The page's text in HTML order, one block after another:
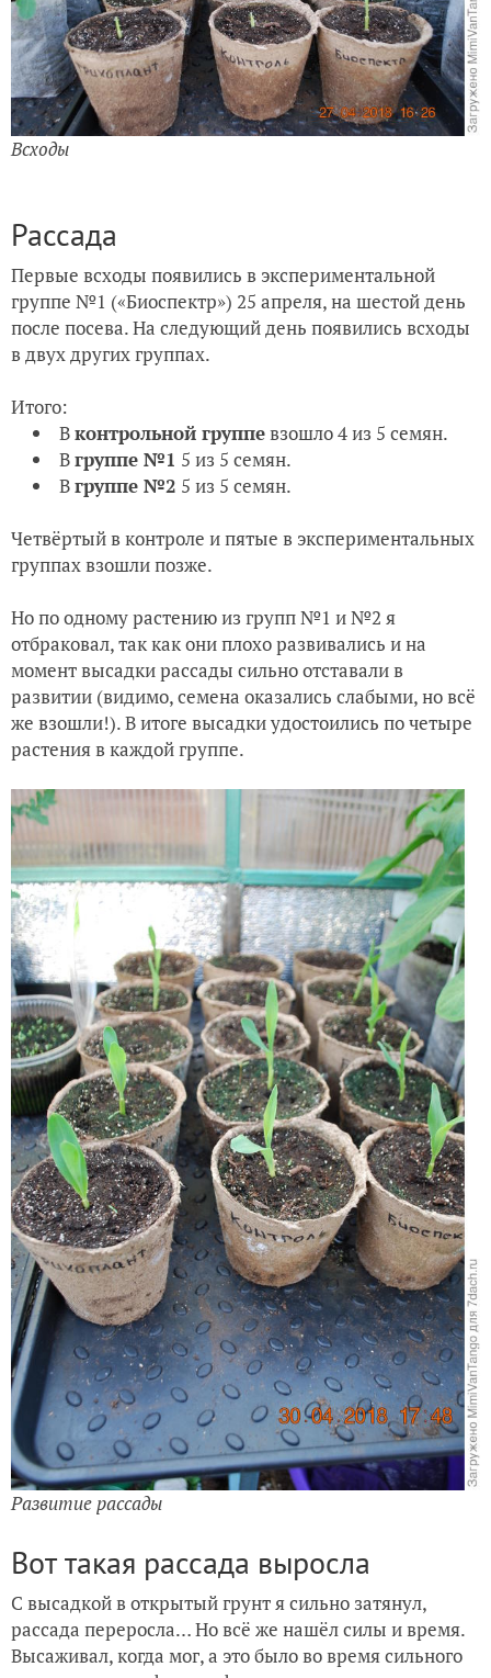
Всходы
Рассада
Первые всходы появились в экспериментальной
группе №1 («Биоспектр») 25 апреля, на шестой день
после посева. На следующий день появились всходы
в двух других группах.
Итого:
Вконтрольной группевзошло 4 из 5 семян.
Вгруппе №1 5 из 5 семян.
Вгруппе №2 5 из 5 семян.
Четвёртый в контроле и пятые в экспериментальных
группах взошли позже.
Но по одному растению из групп №1 и №2 я
отбраковал, так как они плохо развивались и на
момент высадки рассады сильно отставали в
развитии (видимо, семена оказались слабыми, но всё
же взошли!). В итоге высадки удостоились по четыре
растения в каждой группе.
Развитие рассады
Вот такая рассада выросла
С высадкой в открытый грунт я сильно затянул,
рассада переросла… Но всё же нашёл силы и время.
Высаживал, когда мог, а это было во время сильного